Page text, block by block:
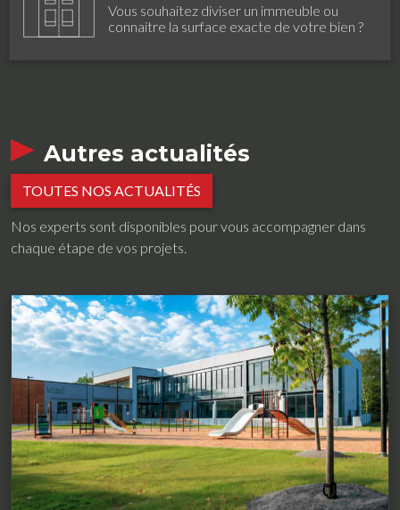
Vous souhaitez diviser un immeuble ou
connaitre la surface exacte de votre bien ?
Autres actualités
TOUTES NOS ACTUALITÉS
Nos experts sont disponibles pour vous accompagner dans
chaque étape de vos projets.